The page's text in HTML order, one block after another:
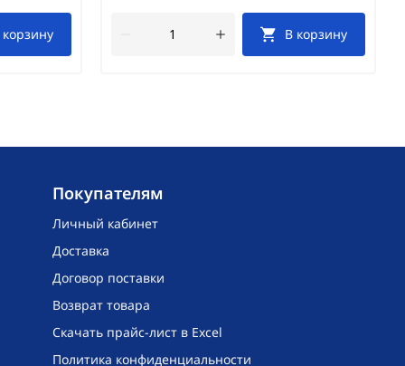
В корзину
Покупателям
Личный кабинет
Доставка
Договор поставки
Возврат товара
Скачать прайс-лист в Excel
Политика конфиденциальности